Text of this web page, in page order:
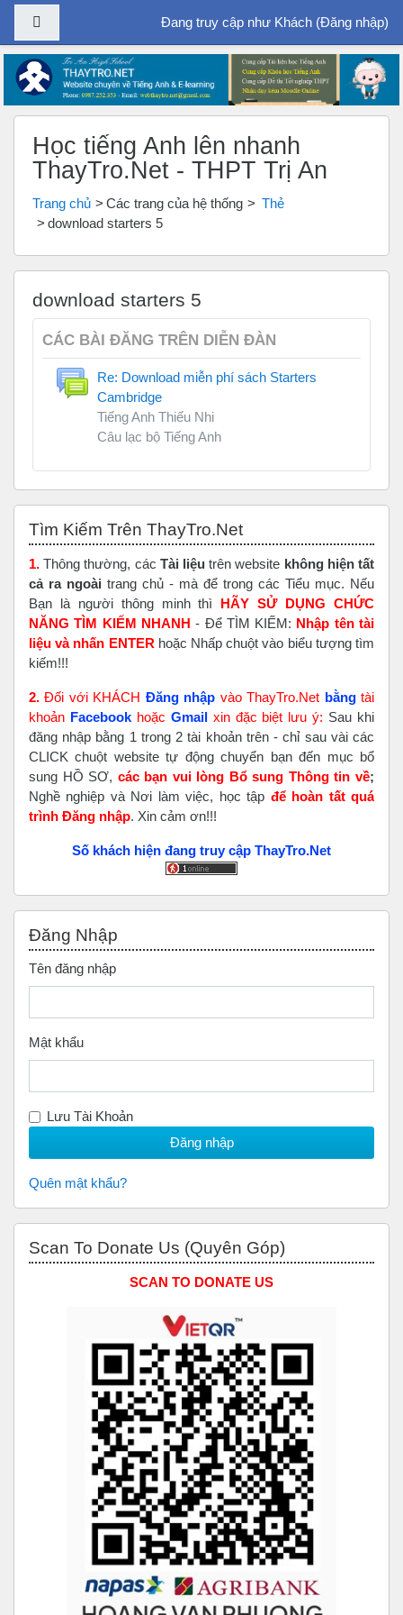
Chuyển tới nội dung chính
Bảng điều khiển cạnhĐang truy cập như Khách (Đăng nhập)
Học tiếng Anh lên nhanh
ThayTro.Net - THPT Trị An
Trang chủ Các trang của hệ thống
Thẻ
download starters 5
download starters 5
CÁC BÀI ĐĂNG TRÊN DIỄN ĐÀN
Re: Download miễn phí sách Starters
Cambridge
Tiếng Anh Thiếu Nhi
Câu lạc bộ Tiếng Anh
Tìm Kiếm Trên ThayTro.Net
1. Thông thường, các Tài liệu trên website không hiện tất
cả ra ngoài trang chủ - mà để trong các Tiểu mục. Nếu
Bạn là người thông minh thì HÃY SỬ DỤNG CHỨC
NĂNG TÌM KIẾM NHANH - Để TÌM KIẾM: Nhập tên tài
liệu và nhấn ENTER hoặc Nhấp chuột vào biểu tượng tìm
kiếm!!!
2. Đối với KHÁCH Đăng nhập vào ThayTro.Net bằngtài
khoản Facebook hoặc Gmailxin đặc biệt lưu ý: Sau khi
đăng nhập bằng 1 trong 2 tài khoản trên - chỉ sau vài các
CLICK chuột website tự động chuyển bạn đến mục bổ
sung HỒ SƠ, các bạn vui lòng Bổ sung Thông tin về;
Nghề nghiệp và Nơi làm việc, học tập để hoàn tấtquá
trình Đăng nhập. Xin cảm ơn!!!
Số khách hiện đang truy cập ThayTro.Net
Đăng Nhập
Tên đăng nhập
Mật khẩu
Lưu Tài Khoản
Quên mật khẩu?
Scan To Donate Us (Quyên Góp)
SCAN TO DONATE US